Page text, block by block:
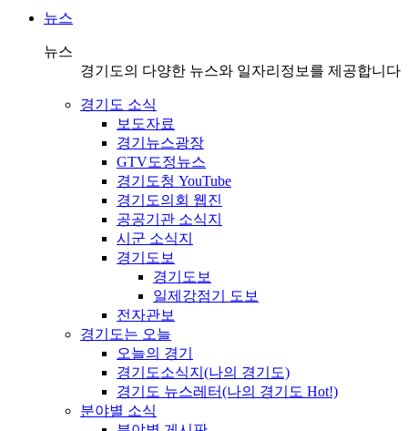
뉴스
뉴스
경기도의 다양한 뉴스와 일자리정보를 제공합니다
경기도 소식
보도자료
경기뉴스광장
GTV도정뉴스
경기도청 YouTube
경기도의회 웹진
공공기관 소식지
시군 소식지
경기도보
경기도보
일제강점기 도보
전자관보
경기도는 오늘
오늘의 경기
경기도소식지(나의 경기도)
경기도 뉴스레터(나의 경기도 Hot!)
분야별 소식